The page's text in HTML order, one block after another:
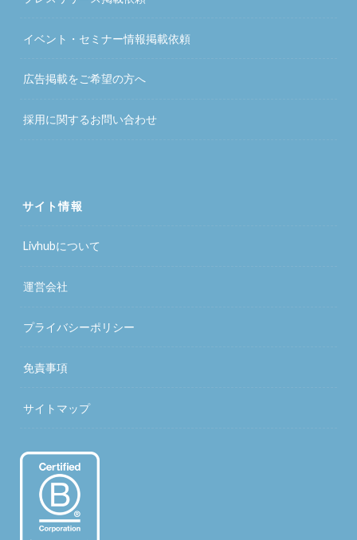
イベント・セミナー情報掲載依頼
広告掲載をご希望の方へ
採用に関するお問い合わせ
サイト情報
Livhubについて
運営会社
プライバシーポリシー
免責事項
サイトマップ